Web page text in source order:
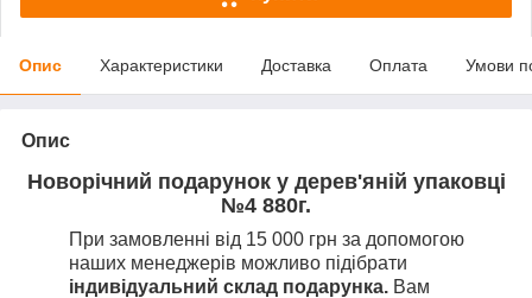
Опис Характеристики Доставка Оплата Умови
Опис
Новорічний подарунок у дерев'яній упаковці
№4 880г.
При замовленні від 15 000 грн за допомогою
наших менеджерів можливо підібрати
індивідуальний склад подарунка. Вам